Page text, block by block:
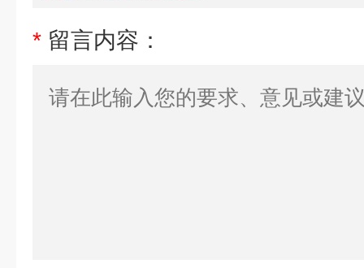
* 留言内容：